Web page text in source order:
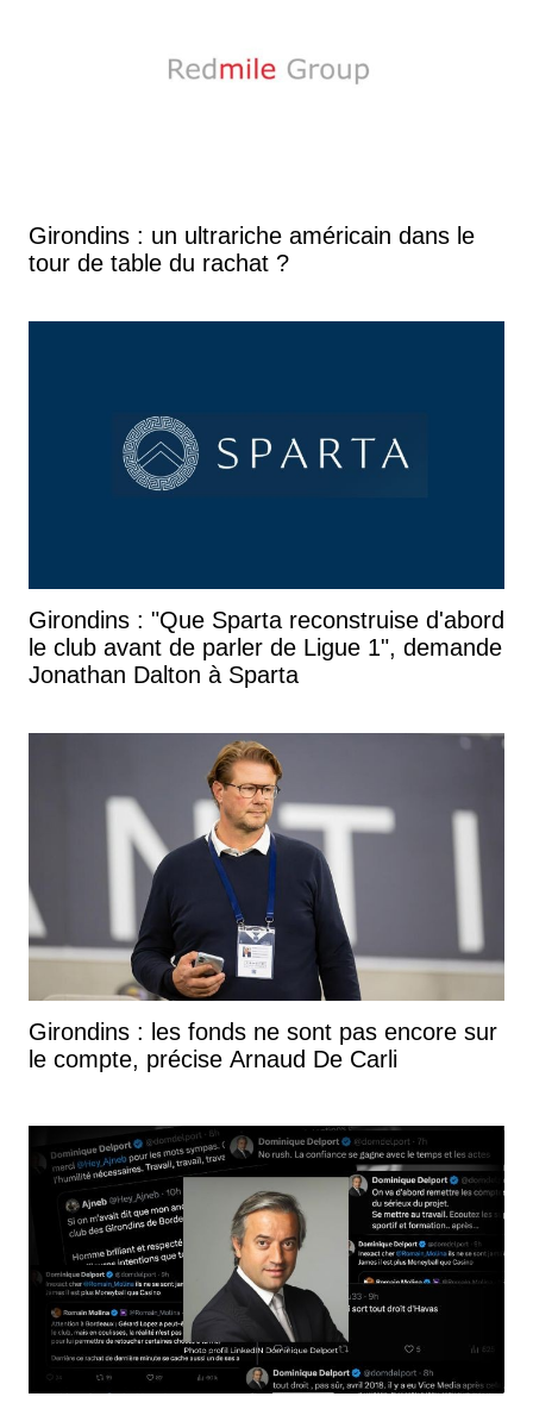
Girondins : un ultrariche américain dans le
tour de table du rachat ?
Girondins : "Que Sparta reconstruise d'abord
le club avant de parler de Ligue 1", demande
Jonathan Dalton à Sparta
Girondins : les fonds ne sont pas encore sur
le compte, précise Arnaud De Carli